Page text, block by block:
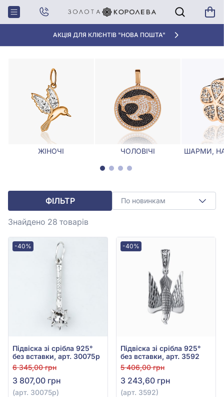
АКЦІЯ ДЛЯ КЛІЄНТІВ "НОВА ПОШТА"
Головна Кулони, Підвіски Срібні патріотичні підвіски
СРІБНІ ПАТРІОТИЧНІ ПІДВІСКИ
ЖІНОЧІ ЧОЛОВІЧІ ШАРМИ,
ФІЛЬТР По новинкам
Знайдено 28 товарів
-40%
Підвіска зі срібла 925°
без вставки, арт. 30075р
6 345,00 грн
3 807,00 грн
(арт. 30075р)
-40%
Підвіска зі срібла 925°
без вставки, арт. 3592
5 406,00 грн
3 243,60 грн
(арт. 3592)